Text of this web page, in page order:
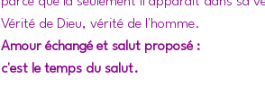
Vérité de Dieu, vérité de l'homme.
Amour échangé et salut proposé :
c'est le temps du salut.